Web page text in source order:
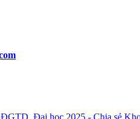
Đại học 2025 - Chia sẻ